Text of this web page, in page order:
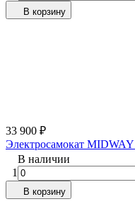
В корзину
33 900 ₽
Электросамокат
В наличии
1
В корзину